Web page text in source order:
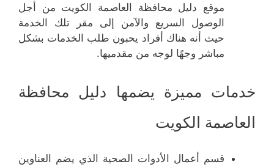
موقع دليل محافظة العاصمة الكويت من أجل
الوصول السريع والآمن إلى مقر تلك الخدمة
حيث أنه هناك أفراد يحبون طلب الخدمات بشكل
مباشر وجهًا لوجه من مقدميها.
خدمات مميزة يضمها دليل محافظة
العاصمة الكويت
قسم أعمال الأدوات الصحية الذي يضم العناوين